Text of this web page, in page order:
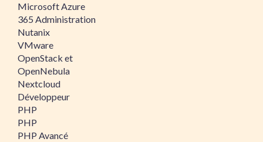
Microsoft Azure
365 Administration
Nutanix
VMware
OpenStack et
OpenNebula
Nextcloud
Développeur
PHP
PHP
PHP Avancé